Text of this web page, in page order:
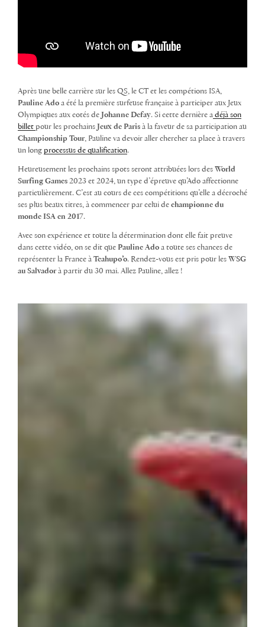
Après une belle carrière sur les QS, le CT et les compétions ISA,
Pauline Ado a été la première surfeuse française à participer aux Jeux
Olympiques aux cotés de Johanne Defay. Si cette dernière a déjà son
billet pour les prochains Jeux de Paris à la faveur de sa participation au
Championship Tour, Pauline va devoir aller chercher sa place à travers
un long processus de qualification.
Heureusement les prochains spots seront attribuées lors des World
Surfing Games 2023 et 2024, un type d’épreuve qu’Ado affectionne
particulièrement. C’est au cours de ces compétitions qu’elle a décroché
ses plus beaux titres, à commencer par celui de championne du
monde ISA en 2017.
Avec son expérience et toute la détermination dont elle fait preuve
dans cette vidéo, on se dit que Pauline Ado a toute ses chances de
représenter la France à Teahupo’o. Rendez-vous est pris pour les WSG
au Salvadorà partir du 30 mai. Allez Pauline, allez !